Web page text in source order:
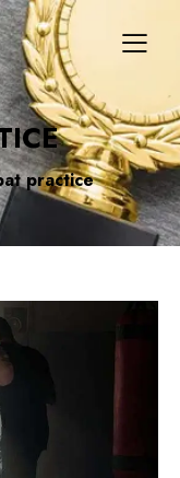
practice